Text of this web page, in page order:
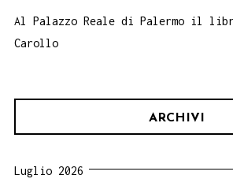
Al Palazzo Reale di Palermo il
Carollo
ARCHIVI
Luglio 2026